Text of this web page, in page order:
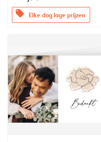
offers Elke dag lage prijzen